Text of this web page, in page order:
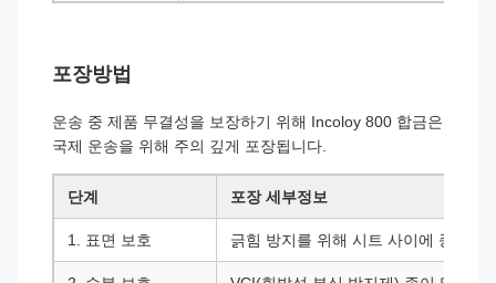
포장방법
운송 중 제품 무결성을 보장하기 위해 Incoloy 800 합금은
국제 운송을 위해 주의 깊게 포장됩니다.
단계 포장 세부정보
1. 표면 보호 긁힘 방지를 위해 시트 사이에 종이나